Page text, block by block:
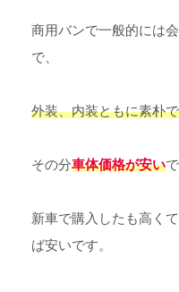
商用バンで一般的には
で、
外装、内装ともに素朴
その分車体価格が安い
新車で購入したも高く
ば安いです。